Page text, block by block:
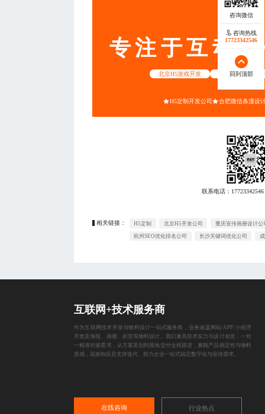
服务
专注于互动
北京H5游戏开发 南昌动漫插画设
H5定制开发公司 合肥微信条漫设
联系电话： 17723342546
相关链接： H5定制 北京H5开发公司 重庆宣传画册设计公
杭州SEO优化排名公司 长沙关键词优化公司
咨询热线
17723342546
回到顶部
咨询热线
17723342546
回到顶部
互联网+技术服务商
作为互联网技术开发与物料设计一站式服务商，业务涵盖网站/APP/小程序
开发及海报、画册、折页等物料设计。我们兼具技术实力与设计创意，一对
一精准对接需求，从方案策划到落地交付全程跟进，兼顾产品稳定性与物料
质感，高效响应且支持迭代，助力企业一站式搞定数字化与宣传需求。
在线咨询 行业热点